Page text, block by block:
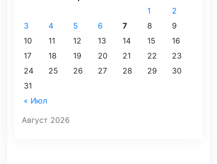
Август 2026
« Июл
1
2
3
4 5 6 7 8
9
10
11 12 13 14 15
16
17
18 19 20 21 22
23
24
25 26 27 28 29
30
31